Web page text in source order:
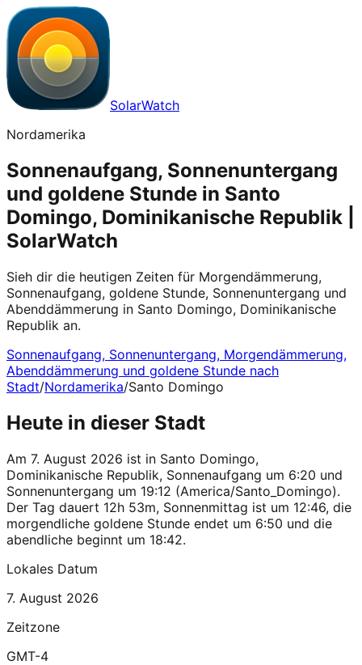
SolarWatch
Nordamerika
Sonnenaufgang, Sonnenuntergang
und goldene Stunde in Santo
Domingo, Dominikanische Republik |
SolarWatch
Sieh dir die heutigen Zeiten für Morgendämmerung,
Sonnenaufgang, goldene Stunde, Sonnenuntergang und
Abenddämmerung in Santo Domingo, Dominikanische
Republik an.
Sonnenaufgang, Sonnenuntergang, Morgendämmerung,
Abenddämmerung und goldene Stunde nach
Stadt/Nordamerika/Santo Domingo
Heute in dieser Stadt
Am 7. August 2026 ist in Santo Domingo,
Dominikanische Republik, Sonnenaufgang um 6:20 und
Sonnenuntergang um 19:12 (America/Santo_Domingo).
Der Tag dauert 12h 53m, Sonnenmittag ist um 12:46, die
morgendliche goldene Stunde endet um 6:50 und die
abendliche beginnt um 18:42.
Lokales Datum
7. August 2026
Zeitzone
GMT-4